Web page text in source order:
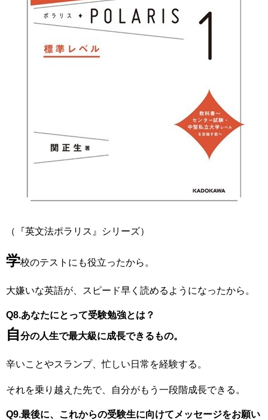
（『英文法ポラリス』シリーズ）
学校のテストにも役立ったから。
大嫌いな英語が、スピード早く読めるようになったから。
Q8.あなたにとって受験勉強とは？
自分の人生で最大級に成長できるもの。
辛いことやスランプ、忙しい日常を経験する。
それを乗り越えた先で、自分がもう一段階成長できる。
Q9.最後に、これからの受験生に向けてメッセージをお願い